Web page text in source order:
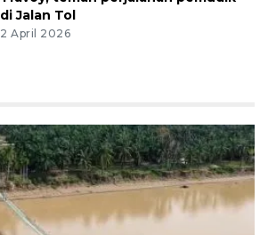
di Jalan Tol
2 April 2026